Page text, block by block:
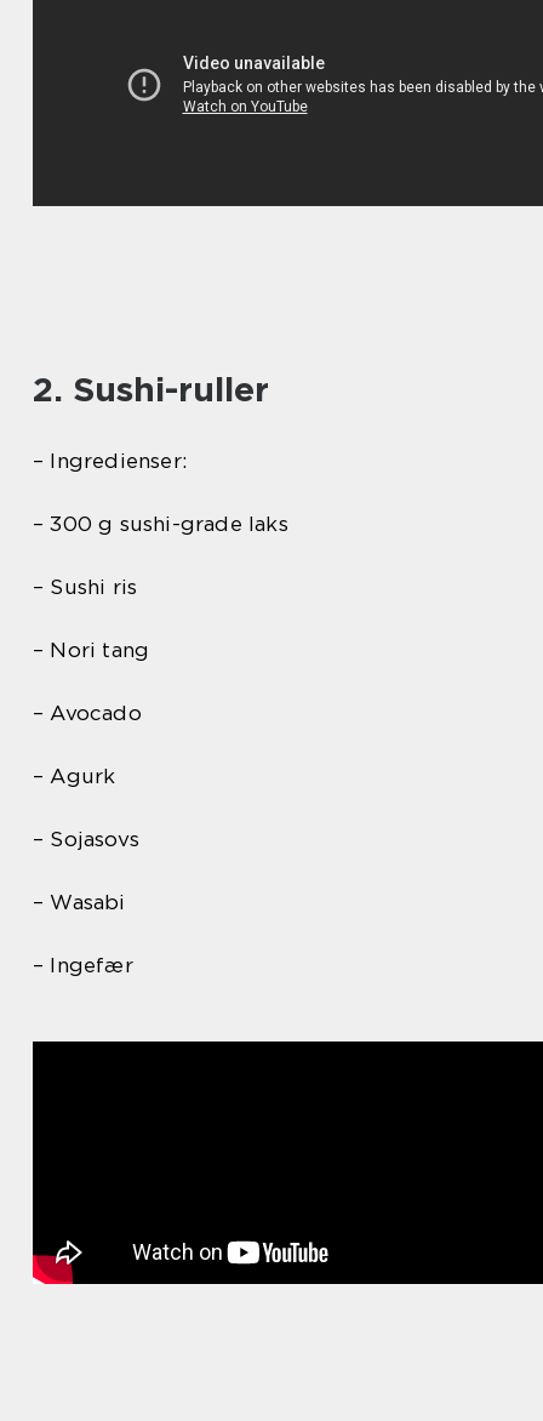
2. Sushi-ruller
– Ingredienser:
– 300 g sushi-grade laks
– Sushi ris
– Nori tang
– Avocado
– Agurk
– Sojasovs
– Wasabi
– Ingefær